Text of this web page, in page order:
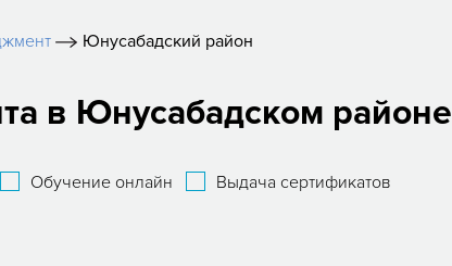
Юнусабадский район
в Юнусабадском районе
Обучение онлайн Выдача сертификатов